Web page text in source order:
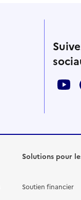
Solutions pour
Soutien financier